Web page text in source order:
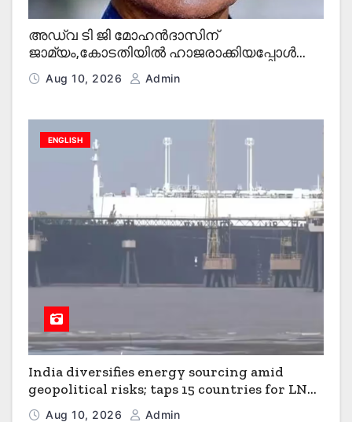
അഡ്വ ടി ജി മോഹന്‍ദാസിന്
ജാമ്യം,കോടതിയില്‍ ഹാജരാക്കിയപ്പോള്‍
അധിക്ഷേപ മുദ്രാവാക്യങ്ങളുമായി ഇടത്
സംഘടനകള്‍
Aug 10, 2026 Admin
ENGLISH
India diversifies energy sourcing amid
geopolitical risks; taps 15 countries for LNG,
41 for crude
Aug 10, 2026 Admin